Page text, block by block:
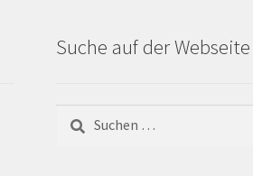
Suche auf der Webseite
nach: